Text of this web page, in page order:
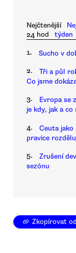
Nejčtenější
24 hod
týden
1. Sucho v
2.
Tři a půl
Co jsme
3.
Evropa se
je kdy, jak a co
4.
Ceuta
pravice
5.
Zrušení
sezónu
Zkopírovat